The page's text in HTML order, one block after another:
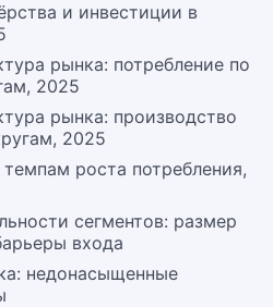
и инвестиции в
рынка: потребление по
2025
рынка: производство
2025
роста потребления,
сегментов: размер
входа
недонасыщенные